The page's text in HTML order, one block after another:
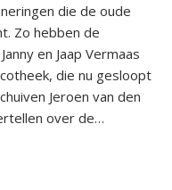
die de oude
Zo hebben de
en Jaap Vermaas
die nu gesloopt
Jeroen van den
over de…